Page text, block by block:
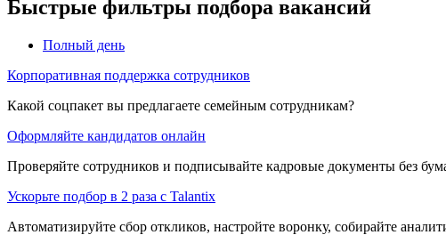
Быстрые фильтры подбора вакансий
Полный день
Корпоративная поддержка сотрудников
Какой соцпакет вы предлагаете семейным сотрудникам?
Оформляйте кандидатов онлайн
Проверяйте сотрудников и подписывайте кадровые документы без
Ускорьте подбор в 2 раза с Talantix
Автоматизируйте сбор откликов, настройте воронку, собирайте